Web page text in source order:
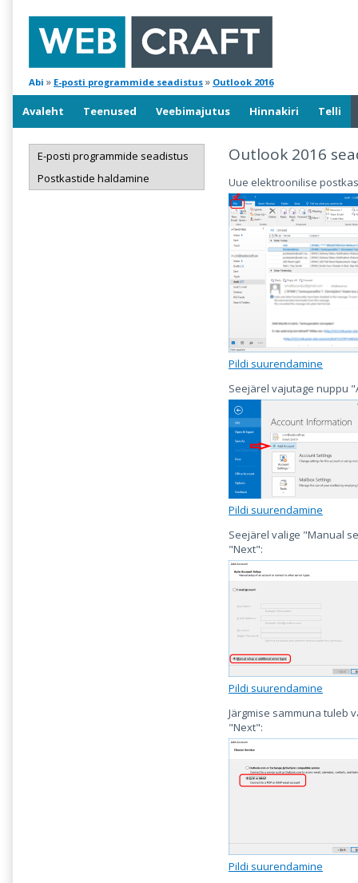
Abi » E-posti programmide seadistus » Outlook 2016
Avaleht Teenused Veebimajutus Hinnakiri Telli
Outlook 2016
Uue elektroonilise
Pildi suurendamine
Seejärel vajutage nuppu
Pildi suurendamine
Seejärel valige "Manual
"Next":
Pildi suurendamine
Järgmise sammuna tuleb
"Next":
Pildi suurendamine
E-posti programmide seadistus
Postkastide haldamine